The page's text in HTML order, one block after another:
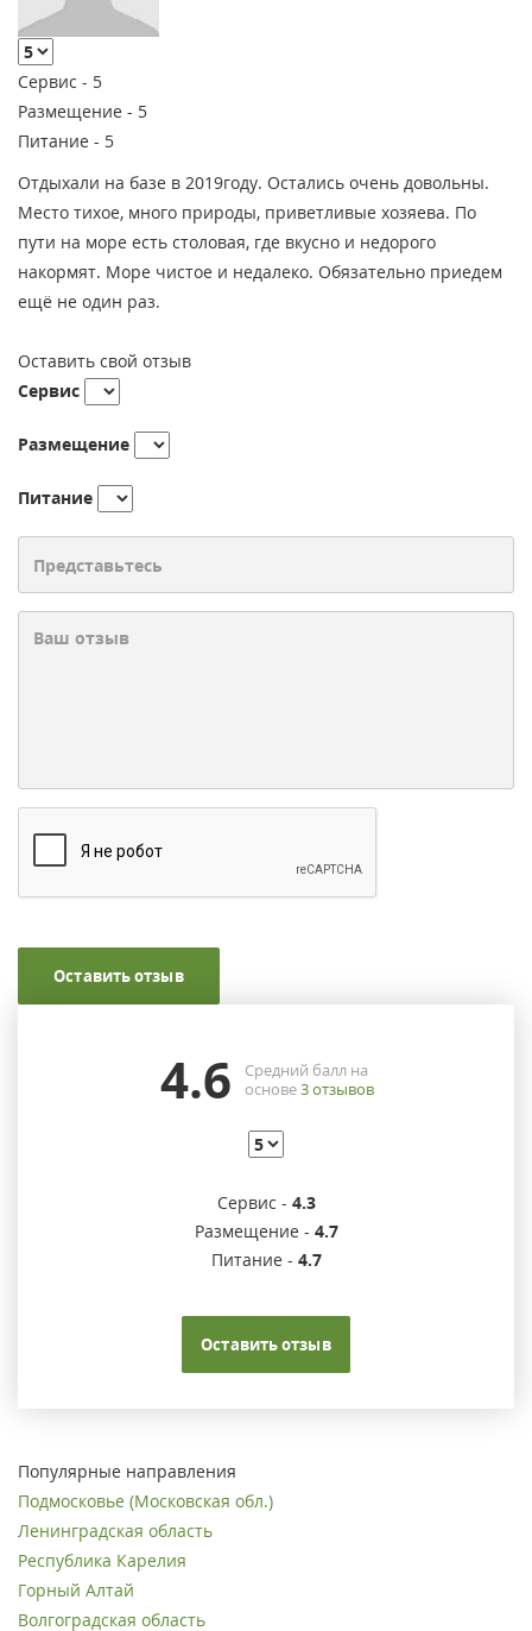
Сервис - 5
Размещение - 5
Питание - 5
Отдыхали на базе в 2019году. Остались очень довольны.
Место тихое, много природы, приветливые хозяева. По
пути на море есть столовая, где вкусно и недорого
накормят. Море чистое и недалеко. Обязательно приедем
ещё не один раз.
Оставить свой отзыв
Сервис
Размещение
Питание
Оставить отзыв
4.6
Средний балл на
основе3отзывов
Сервис - 4.3
Размещение - 4.7
Питание - 4.7
Оставить отзыв
Популярные направления
Подмосковье (Московская обл.)
Ленинградская область
Республика Карелия
Горный Алтай
Волгоградская область